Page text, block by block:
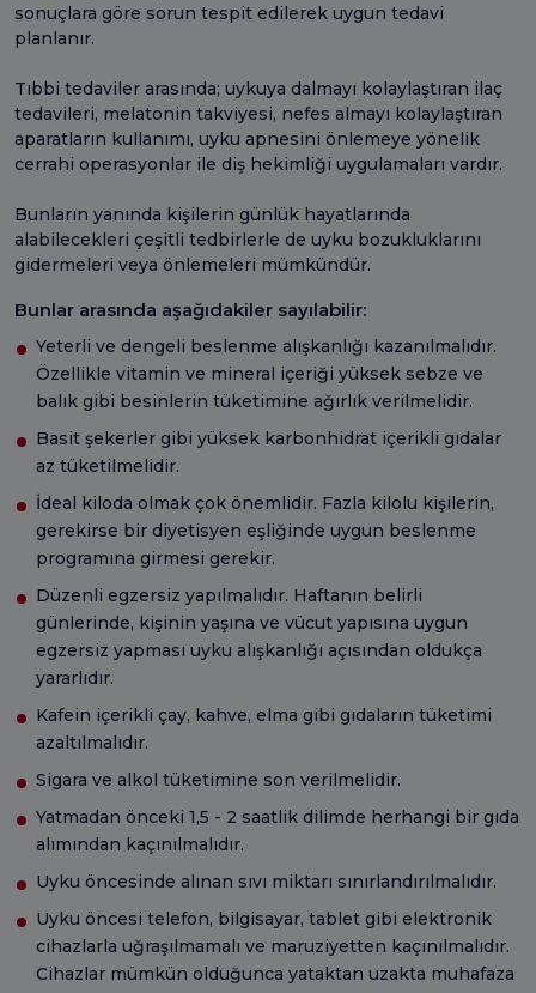
sonuçlara göre sorun tespit edilerek uygun tedavi
planlanır.
Tıbbi tedaviler arasında; uykuya dalmayı kolaylaştıran ilaç
tedavileri, melatonin takviyesi, nefes almayı kolaylaştıran
aparatların kullanımı, uyku apnesini önlemeye yönelik
cerrahi operasyonlar ile diş hekimliği uygulamaları vardır.
Bunların yanında kişilerin günlük hayatlarında
alabilecekleri çeşitli tedbirlerle de uyku bozukluklarını
gidermeleri veya önlemeleri mümkündür.
Bunlar arasında aşağıdakiler sayılabilir:
Yeterli ve dengeli beslenme alışkanlığı kazanılmalıdır.
Özellikle vitamin ve mineral içeriği yüksek sebze ve
balık gibi besinlerin tüketimine ağırlık verilmelidir.
Basit şekerler gibi yüksek karbonhidrat içerikli gıdalar
az tüketilmelidir.
İdeal kiloda olmak çok önemlidir. Fazla kilolu kişilerin,
gerekirse bir diyetisyen eşliğinde uygun beslenme
programına girmesi gerekir.
Düzenli egzersiz yapılmalıdır. Haftanın belirli
günlerinde, kişinin yaşına ve vücut yapısına uygun
egzersiz yapması uyku alışkanlığı açısından oldukça
yararlıdır.
Kafein içerikli çay, kahve, elma gibi gıdaların tüketimi
azaltılmalıdır.
Sigara ve alkol tüketimine son verilmelidir.
Yatmadan önceki 1,5 - 2 saatlik dilimde herhangi bir gıda
alımından kaçınılmalıdır.
Uyku öncesinde alınan sıvı miktarı sınırlandırılmalıdır.
Uyku öncesi telefon, bilgisayar, tablet gibi elektronik
cihazlarla uğraşılmamalı ve maruziyetten kaçınılmalıdır.
Cihazlar mümkün olduğunca yataktan uzakta muhafaza